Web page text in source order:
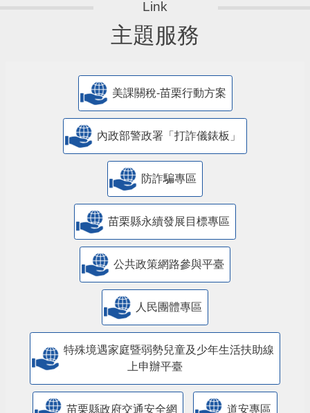
主題服務
美課關稅-苗栗行動方案
內政部警政署「打詐儀錶板」
防詐騙專區
苗栗縣永續發展目標專區
公共政策網路參與平臺
人民團體專區
特殊境遇家庭暨弱勢兒童及少年生活扶助線
上申辦平臺
苗栗縣政府交通安全網 道安專區